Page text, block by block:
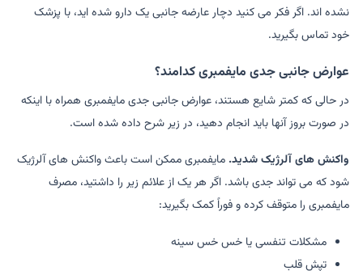
نشده اند. اگر فکر می کنید دچار عارضه جانبی یک دارو شده اید، با پزشک
خود تماس بگیرید.
عوارض جانبی جدی مایفمبری کدامند؟
در حالی که کمتر شایع هستند، عوارض جانبی جدی مایفمبری همراه با اینکه
در صورت بروز آنها باید انجام دهید، در زیر شرح داده شده است.
واکنش های آلرژیک شدید. مایفمبری ممکن است باعث واکنش های آلرژیک
شود که می تواند جدی باشد. اگر هر یک از علائم زیر را داشتید، مصرف
مایفمبری را متوقف کرده و فوراً کمک بگیرید:
مشکلات تنفسی یا خس خس سینه
تپش قلب